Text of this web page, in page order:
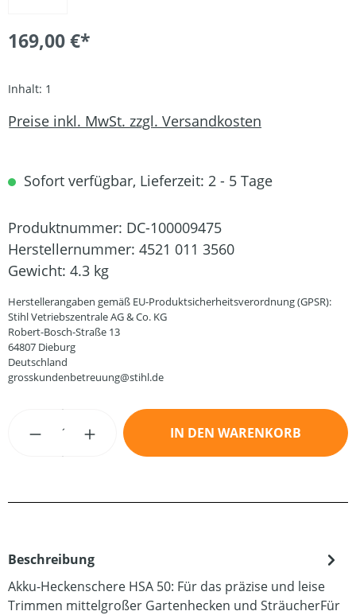
169,00 €*
Inhalt: 1
Preise inkl. MwSt. zzgl. Versandkosten
Sofort verfügbar, Lieferzeit: 2 - 5 Tage
Produktnummer: DC-100009475
Herstellernummer: 4521 011 3560
Gewicht: 4.3 kg
Herstellerangaben gemäß EU-Produktsicherheitsverordnung (GPSR):
Stihl Vetriebszentrale AG & Co. KG
Robert-Bosch-Straße 13
64807 Dieburg
Deutschland
grosskundenbetreuung@stihl.de
Produkt Anzahl: Gib den gewünschten
IN DEN WARENKORB
Beschreibung
Akku-Heckenschere HSA 50: Für das präzise und leise
Trimmen mittelgroßer Gartenhecken und SträucherFür